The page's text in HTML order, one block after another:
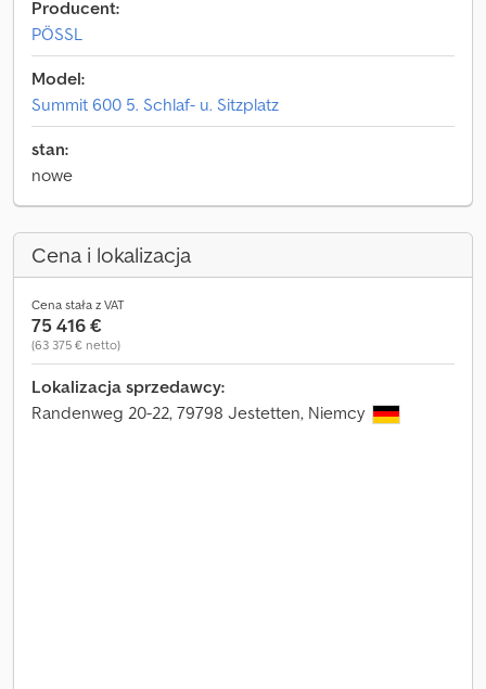
Producent:
PÖSSL
Model:
Summit 600 5. Schlaf- u. Sitzplatz
stan:
nowe
Cena i lokalizacja
Cena stała z VAT
75 416 €
(63 375 € netto)
Lokalizacja sprzedawcy:
Randenweg 20-22, 79798 Jestetten, Niemcy